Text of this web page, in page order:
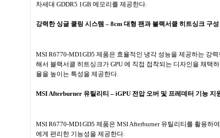
차세대 GDDR5 1GB 메모리를 제공한다.
강력한 싱글 쿨링 시스템 – 8cm 대형 팬과 블랙서클 히트싱크 구성
MSI R6770-MD1GD5 제품은 효율적인 냉각 성능을 제공하는 강
해서 블랙서클 히트싱크가 GPU 에 직접 접착되는 디자인을 채택
율을 높이는 특성을 제공한다.
MSI Afterburner 유틸리티 – iGPU 전압 오버 및 프레데터 기능 지
MSI R6770-MD1GD5 제품은 MSI Afterburner 유틸리티를 활용하
에게 편리한 기능성을 제공한다.